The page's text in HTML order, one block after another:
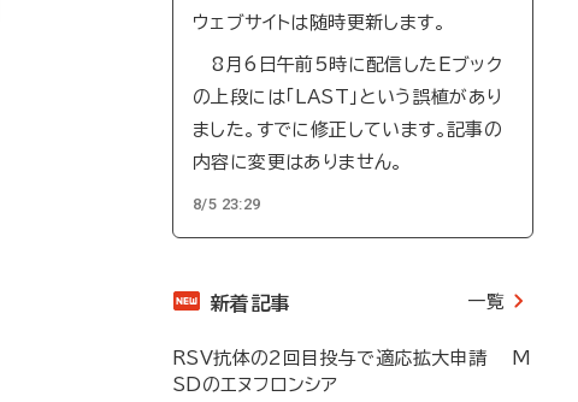
ウェブサイトは随時更新します。
8月6日午前5時に配信したEブック
の上段には「LAST」という誤植があり
ました。すでに修正しています。記事の
内容に変更はありません。
8/5 23:29
新着記事 一覧
RSV抗体の2回目投与で適応拡大申請 M
SDのエヌフロンシア